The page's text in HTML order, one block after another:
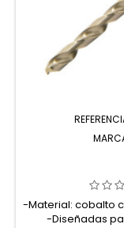
ZANCO
-Material: cobalto
-Diseñadas